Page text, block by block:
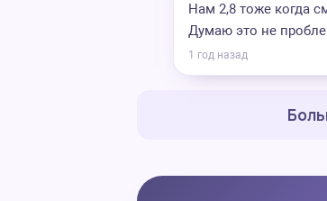
Нам 2,8 тоже когда
Думаю это не
1 год назад